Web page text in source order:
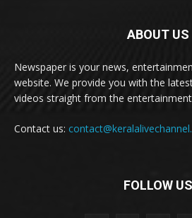
ABOUT US
Newspaper is your news,
website. We provide you with the
videos straight from the
Contact us:
FOLLOW US